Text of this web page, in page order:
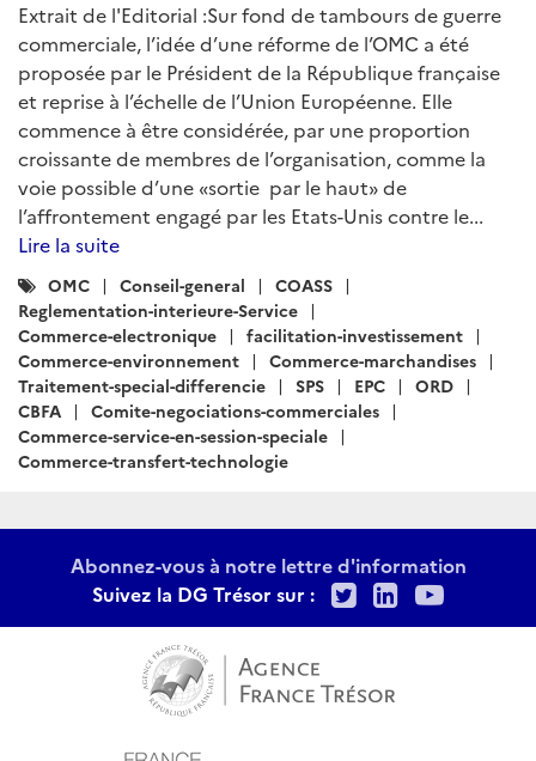
Extrait de l'Editorial :Sur fond de tambours de guerre
commerciale, l’idée d’une réforme de l’OMC a été
proposée par le Président de la République française
et reprise à l’échelle de l’Union Européenne. Elle
commence à être considérée, par une proportion
croissante de membres de l’organisation, comme la
voie possible d’une «sortie par le haut» de
l’affrontement engagé par les Etats-Unis contre le...
Lire la suite
Catégories
:
OMC Conseil-general
COASS
Reglementation-interieure-Service
Commerce-electronique
facilitation-investissement
Commerce-environnement
Commerce-marchandises
Traitement-special-differencie
SPS EPC
ORD
CBFA
Comite-negociations-commerciales
Commerce-service-en-session-speciale
Commerce-transfert-technologie
Abonnez-vous à notre lettre d'information
Suivez la DG Trésor sur :
TwitterLinkedIn